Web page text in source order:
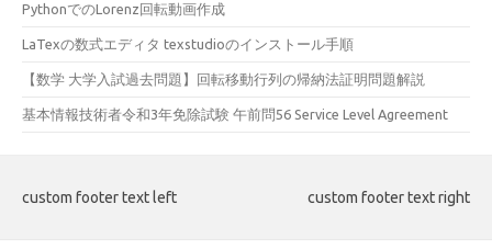
PythonでのLorenz回転動画作成
LaTexの数式エディタ texstudioのインストール手順
【数学 大学入試過去問題】回転移動行列の帰納法証明問題解説
基本情報技術者令和3年免除試験 午前問56 Service Level Agreement
custom footer text left custom footer text right